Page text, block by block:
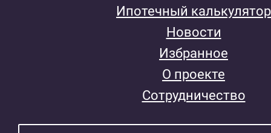
Ипотечный калькулятор
Новости
Избранное
О проекте
Сотрудничество